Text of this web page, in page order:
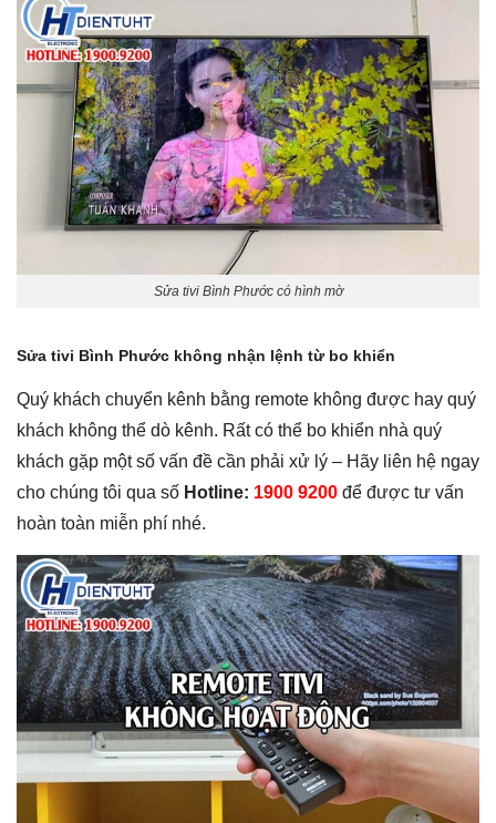
Sửa tivi Bình Phước có hình mờ
Sửa tivi Bình Phước không nhận lệnh từ bo khiển
Quý khách chuyển kênh bằng remote không được hay quý
khách không thể dò kênh. Rất có thể bo khiển nhà quý
khách gặp một số vấn đề cần phải xử lý – Hãy liên hệ ngay
cho chúng tôi qua số Hotline: 1900 9200 để được tư vấn
hoàn toàn miễn phí nhé.